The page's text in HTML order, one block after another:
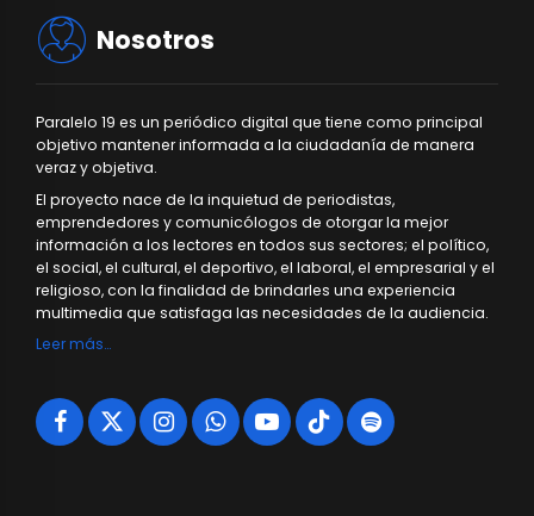
Nosotros
Paralelo 19 es un periódico digital que tiene como principal
objetivo mantener informada a la ciudadanía de manera
veraz y objetiva.
El proyecto nace de la inquietud de periodistas,
emprendedores y comunicólogos de otorgar la mejor
información a los lectores en todos sus sectores; el político,
el social, el cultural, el deportivo, el laboral, el empresarial y el
religioso, con la finalidad de brindarles una experiencia
multimedia que satisfaga las necesidades de la audiencia.
Leer más…